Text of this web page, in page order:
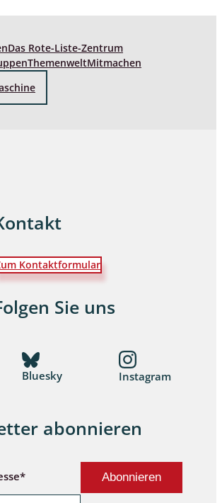
Das Rote-Liste-Zentrum
ThemenweltMitmachen
Kontaktformular
Sie uns
Bluesky Instagram
abonnieren